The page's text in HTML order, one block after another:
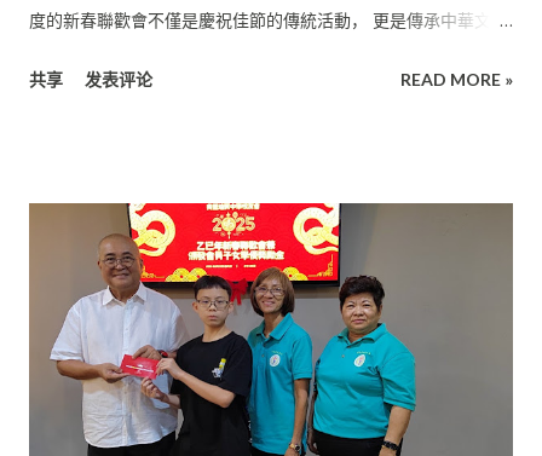
度的新春聯歡會不僅是慶祝佳節的傳統活動， 更是傳承中華文
母校賦予我們的一切。 美里培民中學校友會主席黃金鳳在會上致
們， 在我們的心中生根發芽。” 新的一年，不但充滿新希望，也
是充滿挑戰的一年， 希望大家能夠繼續傳承母校的精神， 秉持著
母校賦予的責任與使命感，彼此支援， 促進校友間的交流與合
作，同時為母校的發展貢獻力量， 為社會的進步貢獻智慧。
共享 发表评论 READ MORE »